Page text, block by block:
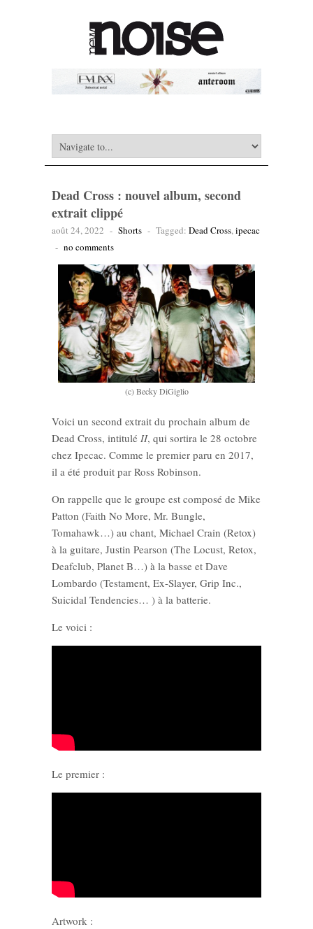
Dead Cross : nouvel album, second
extrait clippé
août 24, 2022 - Shorts - Tagged: Dead Cross,ipecac
- no comments
(c) Becky DiGiglio
Voici un second extrait du prochain album de
Dead Cross, intitulé II, qui sortira le 28 octobre
chez Ipecac. Comme le premier paru en 2017,
il a été produit par Ross Robinson.
On rappelle que le groupe est composé de Mike
Patton (Faith No More, Mr. Bungle,
Tomahawk…) au chant, Michael Crain (Retox)
à la guitare, Justin Pearson (The Locust, Retox,
Deafclub, Planet B…) à la basse et Dave
Lombardo (Testament, Ex-Slayer, Grip Inc.,
Suicidal Tendencies… ) à la batterie.
Le voici :
Le premier :
Artwork :